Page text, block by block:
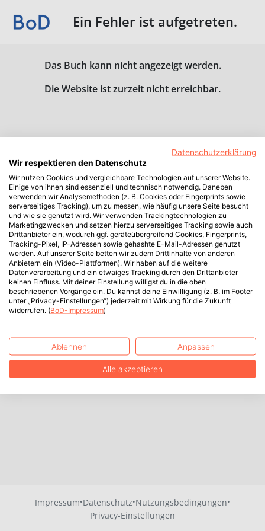
Ein Fehler ist aufgetreten.
Das Buch kann nicht angezeigt werden.
Die Website ist zurzeit nicht erreichbar.
Impressum·Datenschutz·Nutzungsbedingungen·
Privacy-Einstellungen
Datenschutzerklärung
Wir respektieren den Datenschutz
Wir nutzen Cookies und vergleichbare Technologien auf unserer Website.
Einige von ihnen sind essenziell und technisch notwendig. Daneben
verwenden wir Analysemethoden (z. B. Cookies oder Fingerprints sowie
serverseitiges Tracking), um zu messen, wie häufig unsere Seite besucht
und wie sie genutzt wird. Wir verwenden Trackingtechnologien zu
Marketingzwecken und setzen hierzu serverseitiges Tracking sowie auch
Drittanbieter ein, wodurch ggf. geräteübergreifend Cookies, Fingerprints,
Tracking-Pixel, IP-Adressen sowie gehashte E-Mail-Adressen genutzt
werden. Auf unserer Seite betten wir zudem Drittinhalte von anderen
Anbietern ein (Video-Plattformen). Wir haben auf die weitere
Datenverarbeitung und ein etwaiges Tracking durch den Drittanbieter
keinen Einfluss. Mit deiner Einstellung willigst du in die oben
beschriebenen Vorgänge ein. Du kannst deine Einwilligung (z. B. im Footer
unter „Privacy-Einstellungen“) jederzeit mit Wirkung für die Zukunft
widerrufen. (BoD-Impressum)
Ablehnen Anpassen
Alle akzeptieren